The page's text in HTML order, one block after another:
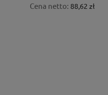
Cena netto: 88,62 zł